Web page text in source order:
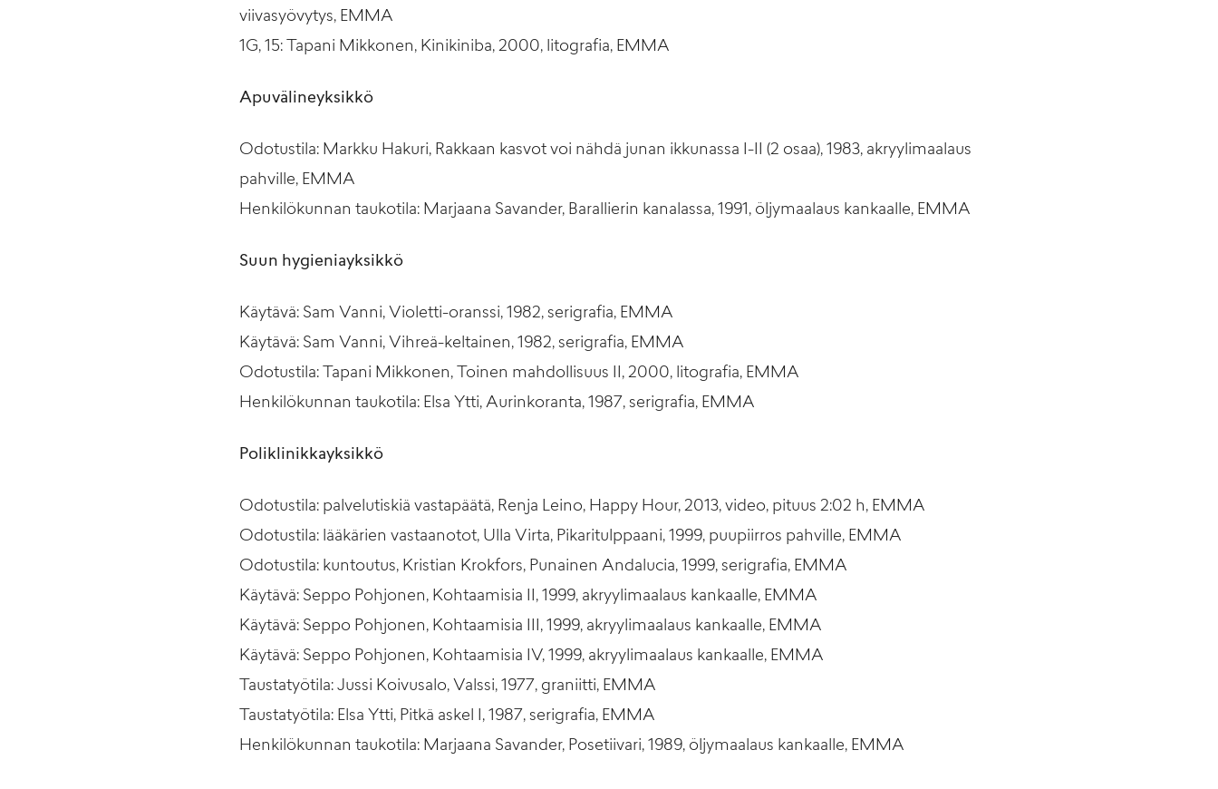
viivasyövytys, EMMA
1G, 15: Tapani Mikkonen, Kinikiniba, 2000, litografia, EMMA
Apuvälineyksikkö
Odotustila: Markku Hakuri, Rakkaan kasvot voi nähdä junan ikkunassa I-II (2 osaa), 1983, akryylimaalaus
pahville, EMMA
Henkilökunnan taukotila: Marjaana Savander, Barallierin kanalassa, 1991, öljymaalaus kankaalle, EMMA
Suun hygieniayksikkö
Käytävä: Sam Vanni, Violetti-oranssi, 1982, serigrafia, EMMA
Käytävä: Sam Vanni, Vihreä-keltainen, 1982, serigrafia, EMMA
Odotustila: Tapani Mikkonen, Toinen mahdollisuus II, 2000, litografia, EMMA
Henkilökunnan taukotila: Elsa Ytti, Aurinkoranta, 1987, serigrafia, EMMA
Poliklinikkayksikkö
Odotustila: palvelutiskiä vastapäätä, Renja Leino, Happy Hour, 2013, video, pituus 2:02 h, EMMA
Odotustila: lääkärien vastaanotot, Ulla Virta, Pikaritulppaani, 1999, puupiirros pahville, EMMA
Odotustila: kuntoutus, Kristian Krokfors, Punainen Andalucia, 1999, serigrafia, EMMA
Käytävä: Seppo Pohjonen, Kohtaamisia II, 1999, akryylimaalaus kankaalle, EMMA
Käytävä: Seppo Pohjonen, Kohtaamisia III, 1999, akryylimaalaus kankaalle, EMMA
Käytävä: Seppo Pohjonen, Kohtaamisia IV, 1999, akryylimaalaus kankaalle, EMMA
Taustatyötila: Jussi Koivusalo, Valssi, 1977, graniitti, EMMA
Taustatyötila: Elsa Ytti, Pitkä askel I, 1987, serigrafia, EMMA
Henkilökunnan taukotila: Marjaana Savander, Posetiivari, 1989, öljymaalaus kankaalle, EMMA